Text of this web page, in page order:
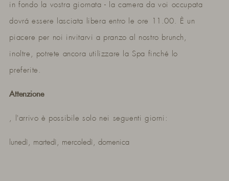
in fondo la vostra giornata - la camera da voi occupata
dovrá essere lasciata libera entro le ore 11.00. È un
piacere per noi invitarvi a pranzo al nostro brunch,
inoltre, potrete ancora utilizzare la Spa finché lo
preferite.
Attenzione
, l'arrivo è possibile solo nei seguenti giorni:
lunedì, martedì, mercoledì, domenica